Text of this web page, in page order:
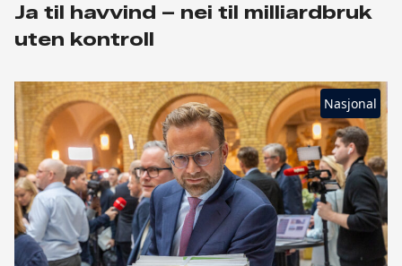
Ja til havvind – nei til milliardbruk
uten kontroll
Nasjonal